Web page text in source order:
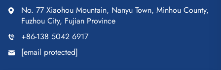
No. 77 Xiaohou Mountain, Nanyu Town, Minhou County,
Fuzhou City, Fujian Province
+86-138 5042 6917
[email protected]